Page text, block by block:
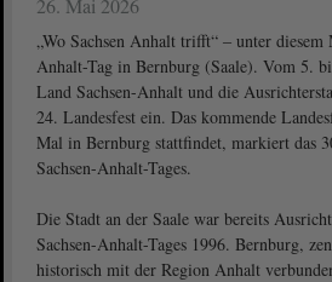
26. Mai 2026
„Wo Sachsen Anhalt trifft“ ‒ unter diesem
Anhalt-Tag in Bernburg (Saale). Vom 5.
Land Sachsen-Anhalt und die
24. Landesfest ein. Das kommende
Mal in Bernburg stattfindet, markiert das
Sachsen-Anhalt-Tages.
Die Stadt an der Saale war bereits
Sachsen-Anhalt-Tages 1996. Bernburg,
historisch mit der Region Anhalt